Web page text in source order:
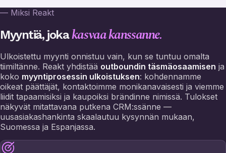
— Miksi Reakt
Myyntiä, jokakasvaa kanssanne.
Ulkoistettu myynti onnistuu vain, kun se tuntuu omalta
tiimiltänne. Reakt yhdistää outboundin täsmäosaamisen ja
koko myyntiprosessin ulkoistuksen: kohdennamme
oikeat päättäjät, kontaktoimme monikanavaisesti ja viemme
liidit tapaamisiksi ja kaupoiksi brändinne nimissä. Tulokset
näkyvät mitattavana putkena CRM:ssänne —
uusasiakashankinta skaalautuu kysynnän mukaan,
Suomessa ja Espanjassa.